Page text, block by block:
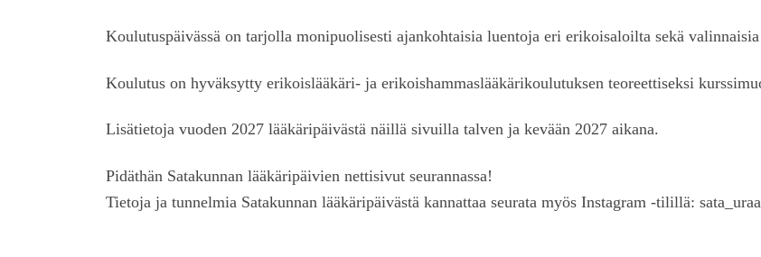
Koulutuspäivässä on tarjolla monipuolisesti ajankohtaisia luentoja eri erikoisaloilta sekä
Koulutus on hyväksytty erikoislääkäri- ja erikoishammaslääkärikoulutuksen teoreettiseksi
Lisätietoja vuoden 2027 lääkäripäivästä näillä sivuilla talven ja kevään 2027 aikana.
Pidäthän Satakunnan lääkäripäivien nettisivut seurannassa!
Tietoja ja tunnelmia Satakunnan lääkäripäivästä kannattaa seurata myös Instagram -tilillä: sata_uraa